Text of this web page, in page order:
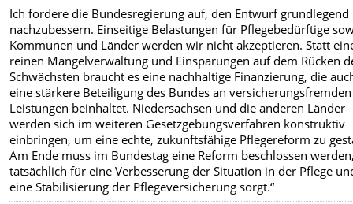
Ich fordere die Bundesregierung auf, den Entwurf grundlegend
nachzubessern. Einseitige Belastungen für Pflegebedürftige
Kommunen und Länder werden wir nicht akzeptieren. Statt
reinen Mangelverwaltung und Einsparungen auf dem Rücken
Schwächsten braucht es eine nachhaltige Finanzierung, die
eine stärkere Beteiligung des Bundes an versicherungsfremden
Leistungen beinhaltet. Niedersachsen und die anderen Länder
werden sich im weiteren Gesetzgebungsverfahren konstruktiv
einbringen, um eine echte, zukunftsfähige Pflegereform zu
Am Ende muss im Bundestag eine Reform beschlossen
tatsächlich für eine Verbesserung der Situation in der Pflege
eine Stabilisierung der Pflegeversicherung sorgt.“